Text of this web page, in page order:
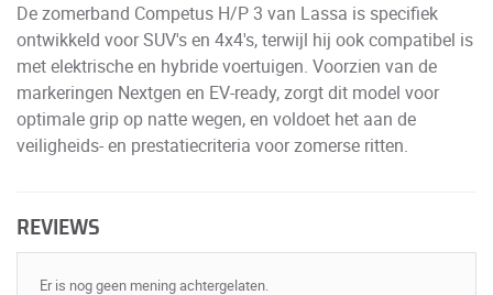
De zomerband Competus H/P 3 van Lassa is specifiek
ontwikkeld voor SUV's en 4x4's, terwijl hij ook compatibel is
met elektrische en hybride voertuigen. Voorzien van de
markeringen Nextgen en EV-ready, zorgt dit model voor
optimale grip op natte wegen, en voldoet het aan de
veiligheids- en prestatiecriteria voor zomerse ritten.
REVIEWS
Er is nog geen mening achtergelaten.